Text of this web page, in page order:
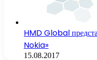
HMD Global
Nokia»
15.08.2017